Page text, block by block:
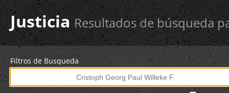
Justicia Resultados de búsqueda
Filtros de Busqueda